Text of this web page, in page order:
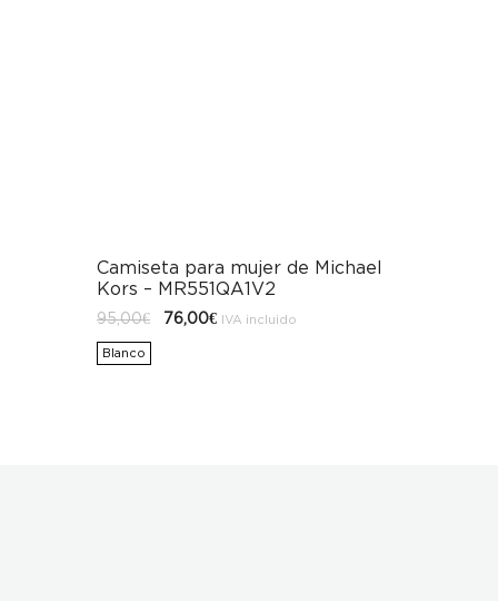
Camiseta para mujer de Michael
Kors – MR551QA1V2
95,00€
El76,00€ElIVA incluido
Blanco